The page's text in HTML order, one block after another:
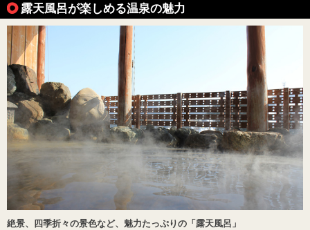
露天風呂が楽しめる温泉の魅力
絶景、四季折々の景色など、魅力たっぷりの「露天風呂」